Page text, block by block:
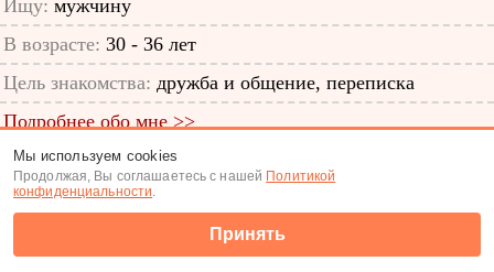
Ищу: мужчину
В возрасте: 30 - 36 лет
Цель знакомства: дружба и общение, переписка
Подробнее обо мне >>
ID анкеты: 64013114
Знакомства|Поиск анкет
Мы используем cookies
Продолжая, Вы соглашаетесь с нашей Политикой
конфиденциальности.
Принять